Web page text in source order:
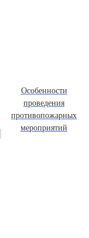
Особенности
проведения
противопожарных
мероприятий